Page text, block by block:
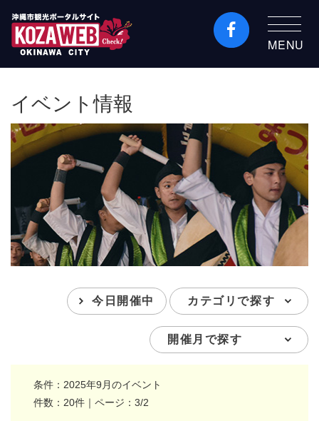
沖縄市観光ポータルコ
縄市コザの表も裏も楽
しむ
MENU
イベント情報
今日開催中
条件：2025年9月のイベント
件数：20件｜ページ：3/2